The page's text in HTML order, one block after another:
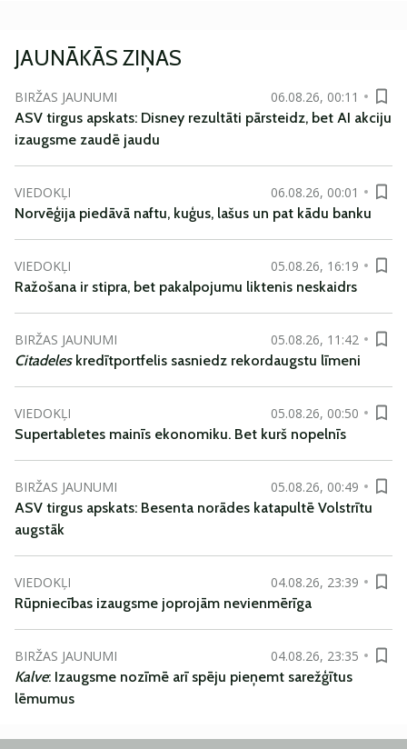
JAUNĀKĀS ZIŅAS
BIRŽAS JAUNUMI
06.08.26, 00:11
ASV tirgus apskats: Disney rezultāti pārsteidz, bet AI akciju
izaugsme zaudē jaudu
VIEDOKĻI
06.08.26, 00:01
Norvēģija piedāvā naftu, kuģus, lašus un pat kādu banku
VIEDOKĻI
05.08.26, 16:19
Ražošana ir stipra, bet pakalpojumu liktenis neskaidrs
BIRŽAS JAUNUMI
05.08.26, 11:42
Citadeleskredītportfelis sasniedz rekordaugstu līmeni
VIEDOKĻI
05.08.26, 00:50
Supertabletes mainīs ekonomiku. Bet kurš nopelnīs
BIRŽAS JAUNUMI
05.08.26, 00:49
ASV tirgus apskats: Besenta norādes katapultē Volstrītu
augstāk
VIEDOKĻI
04.08.26, 23:39
Rūpniecības izaugsme joprojām nevienmērīga
BIRŽAS JAUNUMI
04.08.26, 23:35
Kalve: Izaugsme nozīmē arī spēju pieņemt sarežģītus
lēmumus